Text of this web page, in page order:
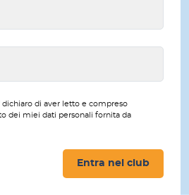
di aver letto e compreso
dei miei dati personali fornita da
Entra nel club